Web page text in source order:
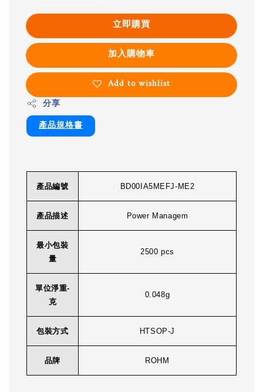
立即購買
加入購物車
Add to wishlist
分享
產品規格書
產品編號 BD00IA5MEFJ-ME2
產品描述 Power Managem
最小包裝
量
2500 pcs
單位淨重-
克
0.048g
包裝方式 HTSOP-J
品牌 ROHM